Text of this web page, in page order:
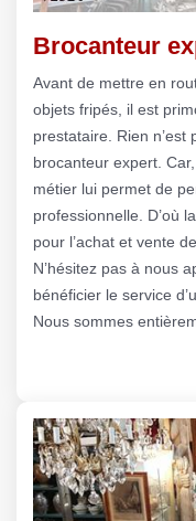
Brocanteur
Avant de mettre en
objets fripés, il est
prestataire. Rien
brocanteur expert.
métier lui permet de
professionnelle. D’où
pour l’achat et vente
N’hésitez pas à nous
bénéficier le service
Nous sommes